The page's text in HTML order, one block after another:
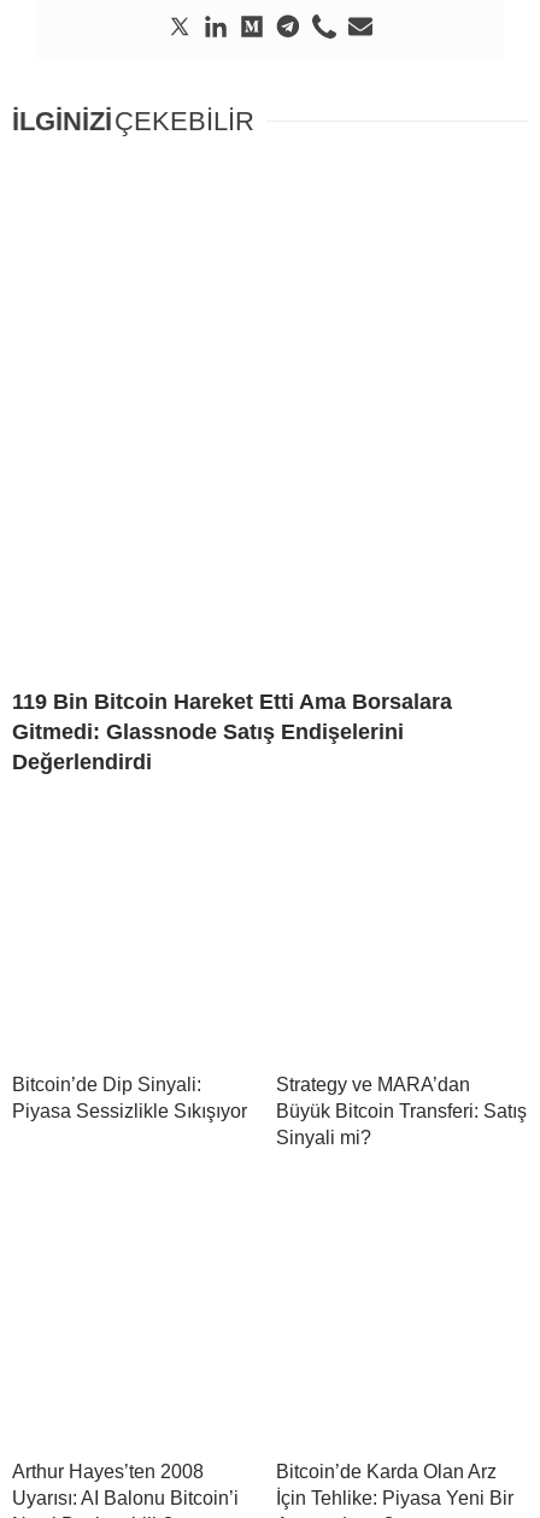
İLGİNİZİÇEKEBİLİR
119 Bin Bitcoin Hareket Etti Ama Borsalara
Gitmedi: Glassnode Satış Endişelerini
Değerlendirdi
Bitcoin’de Dip Sinyali:
Piyasa Sessizlikle Sıkışıyor
Strategy ve MARA’dan
Büyük Bitcoin Transferi: Satış
Sinyali mi?
Arthur Hayes’ten 2008
Uyarısı: AI Balonu Bitcoin’i
Bitcoin’de Karda Olan Arz
İçin Tehlike: Piyasa Yeni Bir